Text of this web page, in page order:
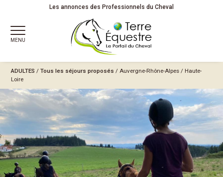
Les annonces des Professionnels du Cheval
MENU
ADULTES /Tous les séjours proposés /Auvergne-Rhône-Alpes / Haute-
Loire